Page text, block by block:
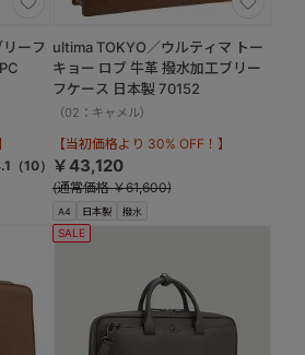
ーフ
（10）
A4 日本製 撥水
ultima TOKYO／ウルティマ トー
キョー ロブ 牛革 撥水加工ブリー
フケース 日本製 70152
（02：キャメル）
【当初価格より 30% OFF！】
￥43,120
(通常価格 ￥61,600)
SALE